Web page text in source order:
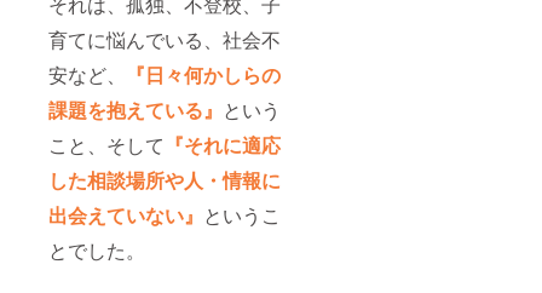
育てに悩んでいる、社会不
安など、
『日々何かしらの
課題を抱えている』 という
こと、そして 『それに適応
した相談場所や人・情報に
出会えていない』 というこ
とでした。